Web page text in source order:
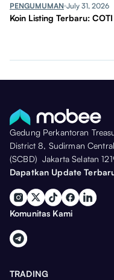
PENGUMUMAN July 31, 2026
Koin Listing Terbaru: COTI
Gedung Perkantoran
District 8, Sudirman
(SCBD) Jakarta Selatan
Dapatkan Update
Komunitas Kami
TRADING